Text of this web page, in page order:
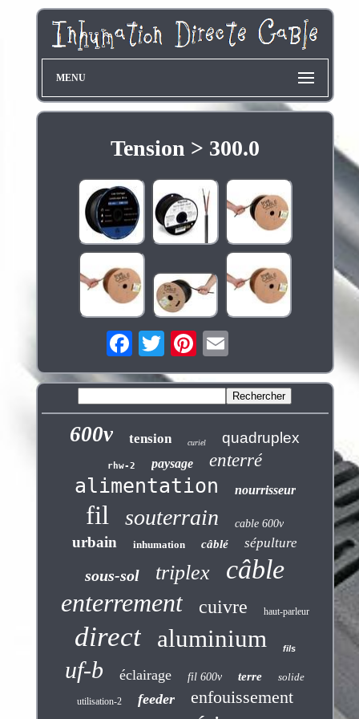
MENU
Tension > 300.0
600v tension curiel quadruplex
rhw-2 paysage enterré
alimentation nourrisseur
fil souterrain cable 600v
urbain inhumation câblé sépulture
sous-sol triplex câble
enterrement cuivre haut-parleur
direct aluminium fils
uf-b éclairage fil 600v terre solide
utilisation-2 feeder enfouissement